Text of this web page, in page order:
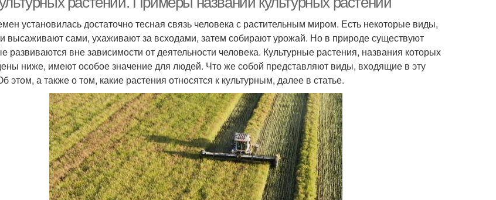
установилась достаточно тесная связь человека с растительным миром. Есть некоторые виды,
высаживают сами, ухаживают за всходами, затем собирают урожай. Но в природе существуют
развиваются вне зависимости от деятельности человека. Культурные растения, названия которых
ниже, имеют особое значение для людей. Что же собой представляют виды, входящие в эту
этом, а также о том, какие растения относятся к культурным, далее в статье.